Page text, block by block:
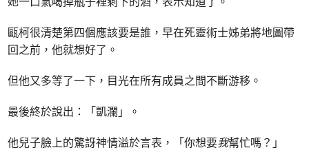
甌柯很清楚第四個應該要是誰，早在死靈術士姊弟將地圖帶
回之前，他就想好了。
但他又多等了一下，目光在所有成員之間不斷游移。
最後終於說出：「凱瀾」。
他兒子臉上的驚訝神情溢於言表，「你想要我幫忙嗎？」